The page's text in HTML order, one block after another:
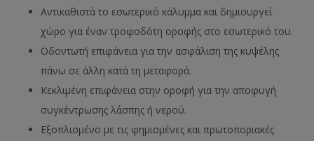
Αντικαθιστά το εσωτερικό κάλυμμα και δημιουργεί
χώρο για έναν τροφοδότη οροφής στο εσωτερικό του.
Οδοντωτή επιφάνεια για την ασφάλιση της κυψέλης
πάνω σε άλλη κατά τη μεταφορά.
Κεκλιμένη επιφάνεια στην οροφή για την αποφυγή
συγκέντρωσης λάσπης ή νερού.
Εξοπλισμένο με τις φημισμένες και πρωτοποριακές